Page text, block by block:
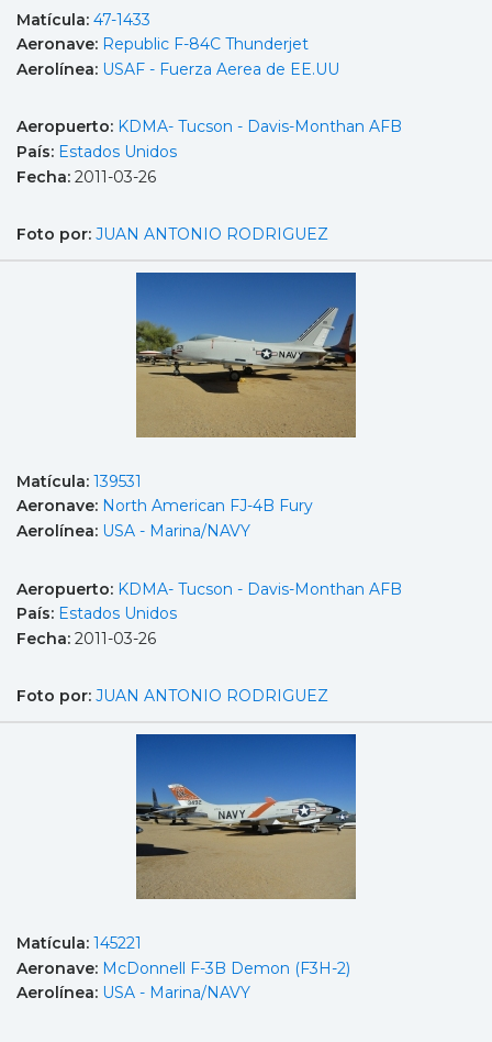
Matícula: 47-1433
Aeronave: Republic F-84C Thunderjet
Aerolínea: USAF - Fuerza Aerea de EE.UU
Aeropuerto: KDMA- Tucson - Davis-Monthan AFB
País: Estados Unidos
Fecha: 2011-03-26
Foto por: JUAN ANTONIO RODRIGUEZ
Matícula: 139531
Aeronave: North American FJ-4B Fury
Aerolínea: USA - Marina/NAVY
Aeropuerto: KDMA- Tucson - Davis-Monthan AFB
País: Estados Unidos
Fecha: 2011-03-26
Foto por: JUAN ANTONIO RODRIGUEZ
Matícula: 145221
Aeronave: McDonnell F-3B Demon (F3H-2)
Aerolínea: USA - Marina/NAVY